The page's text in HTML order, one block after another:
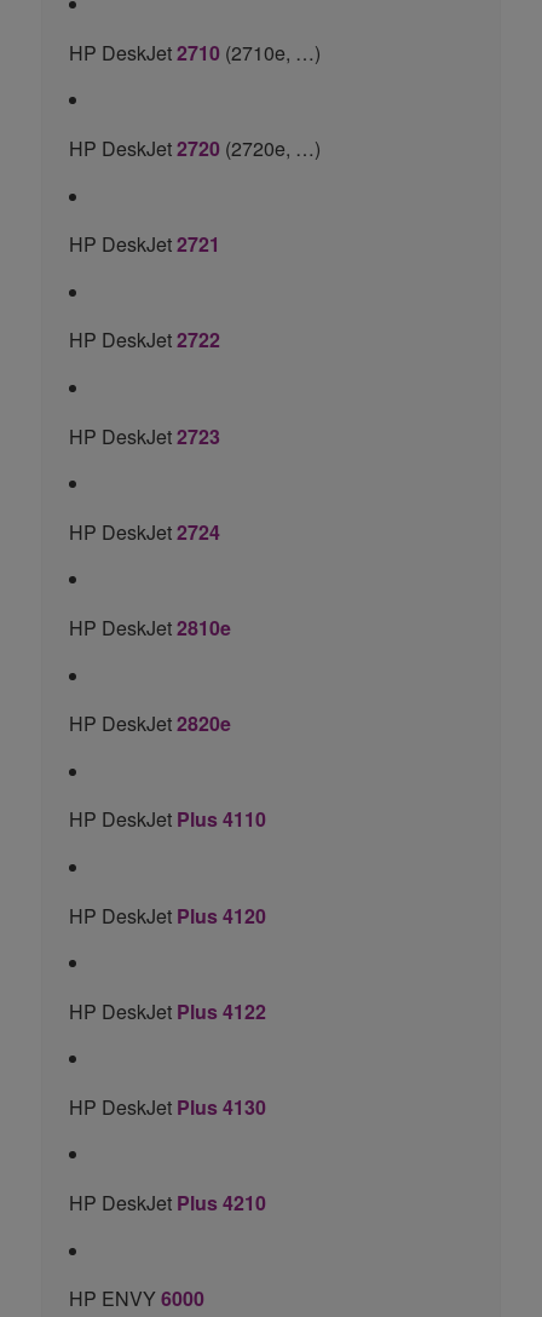
HP DeskJet2710(2710e, …)
HP DeskJet2720(2720e, …)
HP DeskJet2721
HP DeskJet2722
HP DeskJet2723
HP DeskJet2724
HP DeskJet2810e
HP DeskJet2820e
HP DeskJet Plus 4110
HP DeskJet Plus 4120
HP DeskJet Plus 4122
HP DeskJet Plus 4130
HP DeskJet Plus 4210
HP ENVY6000